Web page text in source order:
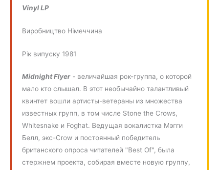
Vinyl LP
Виробництво Німеччина
Рік випуску 1981
Midnight Flyer - величайшая рок-группа, о которой
мало кто слышал. В этот необычайно талантливый
квинтет вошли артисты-ветераны из множества
известных групп, в том числе Stone the Crows,
Whitesnake и Foghat. Ведущая вокалистка Мэгги
Белл, экс-Crow и постоянный победитель
британского опроса читателей "Best Of", была
стержнем проекта, собирая вместе новую группу,